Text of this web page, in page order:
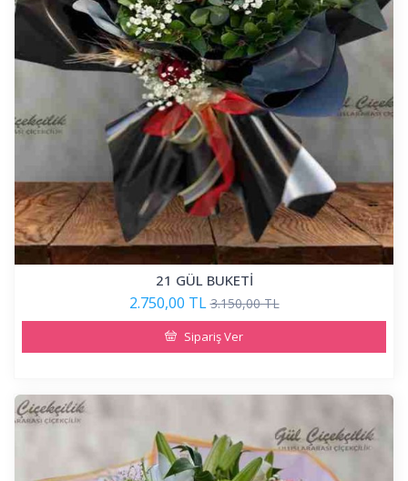
21 GÜL BUKETİ
2.750,00 TL 3.150,00 TL
Sipariş Ver